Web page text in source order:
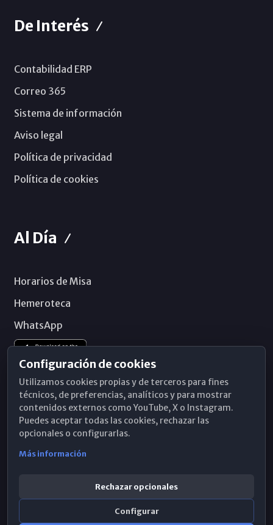
De Interés
Contabilidad ERP
Correo 365
Sistema de información
Aviso legal
Política de privacidad
Política de cookies
Al Día
Horarios de Misa
Hemeroteca
WhatsApp
Configuración de cookies
Utilizamos cookies propias y de terceros para fines
técnicos, de preferencias, analíticos y para mostrar
contenidos externos como YouTube, X o Instagram.
Puedes aceptar todas las cookies, rechazar las
opcionales o configurarlas.
Más información
Rechazar opcionales
Configurar